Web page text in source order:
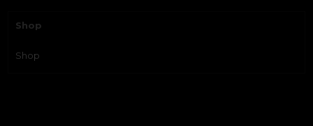
Shop
Shop